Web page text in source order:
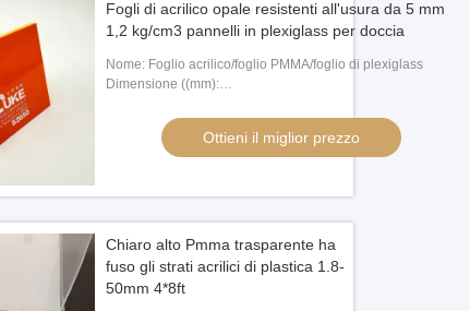
Fogli di acrilico opale resistenti all'usura da 5 mm
1,2 kg/cm3 pannelli in plexiglass per doccia
Nome: Foglio acrilico/foglio PMMA/foglio di plexiglass
Dimensione ((mm):
Ottieni il miglior prezzo
Chiaro alto Pmma trasparente ha
fuso gli strati acrilici di plastica 1.8-
50mm 4*8ft